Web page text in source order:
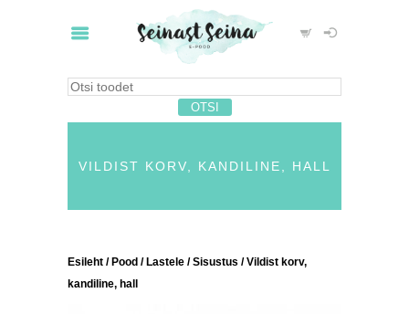
VILDIST KORV, KANDILINE, HALL
Esileht / Pood / Lastele /Sisustus / Vildist korv,
kandiline, hall